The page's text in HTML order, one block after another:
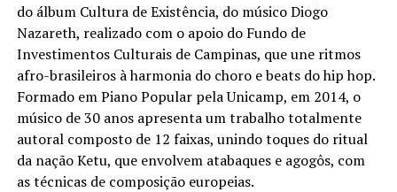
do álbum Cultura de Existência, do músico Diogo
Nazareth, realizado com o apoio do Fundo de
Investimentos Culturais de Campinas, que une ritmos
afro-brasileiros à harmonia do choro e beats do hip hop.
Formado em Piano Popular pela Unicamp, em 2014, o
músico de 30 anos apresenta um trabalho totalmente
autoral composto de 12 faixas, unindo toques do ritual
da nação Ketu, que envolvem atabaques e agogôs, com
as técnicas de composição europeias.